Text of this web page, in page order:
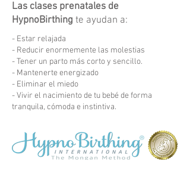
Las clases prenatales de
HypnoBirthing te ayudan a:
- Estar relajada
- Reducir enormemente las molestias
- Tener un parto más corto y sencillo.
- Mantenerte energizado
- Eliminar el miedo
- Vivir el nacimiento de tu bebé de forma
tranquila, cómoda e instintiva.